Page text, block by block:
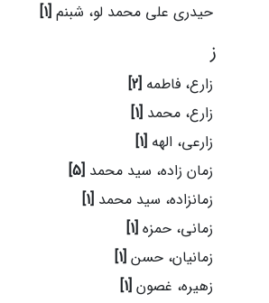
حیدری علی محمد لو، شبنم [1]
ز
زارع، فاطمه [2]
زارع، محمد [1]
زارعی، الهه [1]
زمان زاده، سید محمد [5]
زمانزاده، سید محمد [1]
زمانی، حمزه [1]
زمانیان، حسن [1]
زهیره، غصون [1]